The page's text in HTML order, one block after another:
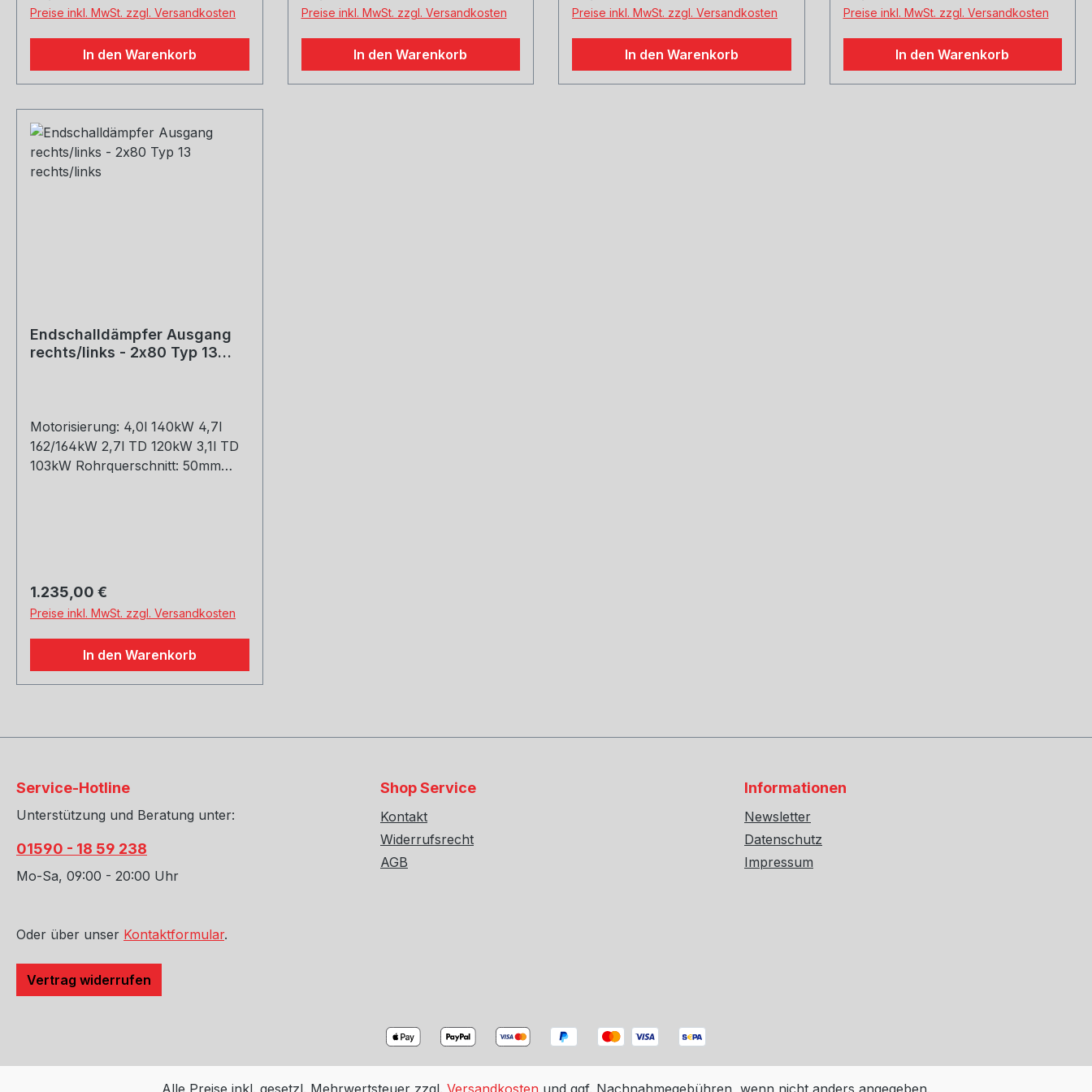
Preise inkl. MwSt. zzgl. Versandkosten
In den Warenkorb
Preise inkl. MwSt. zzgl. Versandkosten
In den Warenkorb
Preise inkl. MwSt. zzgl. Versandkosten
In den Warenkorb
Preise inkl. MwSt. zzgl. Versandkosten
In den Warenkorb
Endschalldämpfer Ausgang
rechts/links - 2x80 Typ 13
Motorisierung: 4,0l 140kW 4,7l
162/164kW 2,7l TD 120kW 3,1l TD
103kW Rohrquerschnitt: 50mm
Regulärer Preis:
1.235,00 €
Preise inkl. MwSt. zzgl. Versandkosten
In den Warenkorb
Service-Hotline
Unterstützung und Beratung unter:
01590 - 18 59 238
Mo-Sa, 09:00 - 20:00 Uhr
Oder über unser Kontaktformular.
Vertrag widerrufen
Shop Service
Kontakt
Widerrufsrecht
AGB
Informationen
Newsletter
Datenschutz
Impressum
Alle Preise inkl. gesetzl. Mehrwertsteuer zzgl. Versandkosten und ggf. Nachnahmegebühren, wenn nicht anders angegeben.